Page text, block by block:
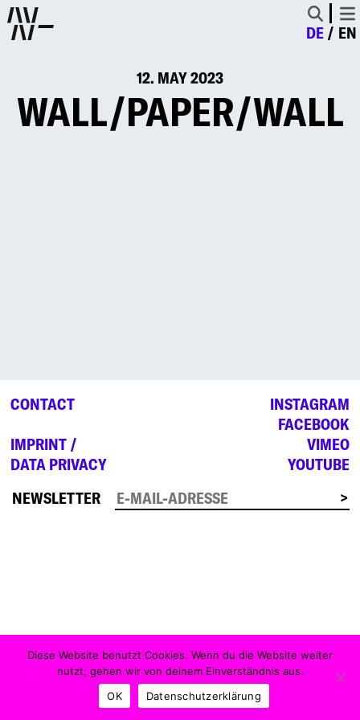
DE EN
12. MAY 2023
WALL/PAPER/WALL
CONTACT
IMPRINT /
DATA PRIVACY
INSTAGRAM
FACEBOOK
VIMEO
YOUTUBE
NEWSLETTER
Diese Website benutzt Cookies. Wenn du die Website weiter
nutzt, gehen wir von deinem Einverständnis aus.
OK
Datenschutzerklärung